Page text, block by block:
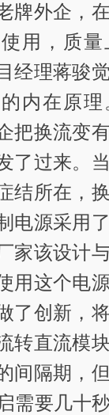
牌外企，
用，质量
经理蒋骏
内在原
把换流变
了过来。
结所在，
电源采用
家该设计
用这个电
了创新，
转直流模
间隔期，
需要几十